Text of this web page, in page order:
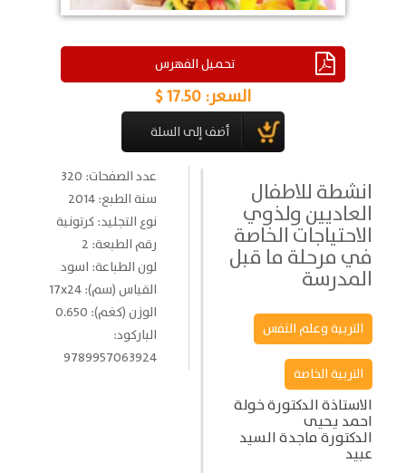
تحميل الفهرس
السعر: 17.50 $
انشطة للاطفال
العاديين ولذوي
الاحتياجات الخاصة
في مرحلة ما قبل
المدرسة
التربية وعلم النفس
التربية الخاصة
الاستاذة الدكتورة خولة
احمد يحيى
الدكتورة ماجدة السيد
عبيد
عدد الصفحات: 320
سنة الطبع: 2014
نوع التجليد: كرتونية
رقم الطبعة: 2
لون الطباعة: اسود
القياس (سم): 17x24
الوزن (كغم): 0.650
الباركود:
9789957063924